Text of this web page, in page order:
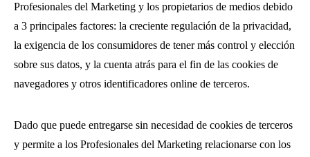
Profesionales del Marketing y los propietarios de medios debido
a 3 principales factores: la creciente regulación de la privacidad,
la exigencia de los consumidores de tener más control y elección
sobre sus datos, y la cuenta atrás para el fin de las cookies de
navegadores y otros identificadores online de terceros.
Dado que puede entregarse sin necesidad de cookies de terceros
y permite a los Profesionales del Marketing relacionarse con los